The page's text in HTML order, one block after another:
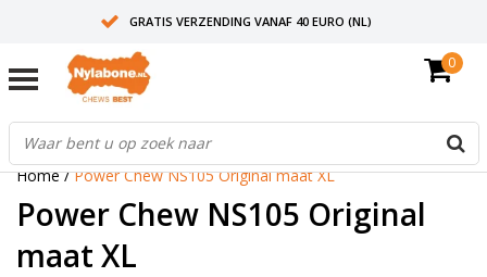
GRATIS VERZENDING VANAF 40 EURO (NL)
0
Home/Power Chew NS105 Original maat XL
Power Chew NS105 Original
maat XL